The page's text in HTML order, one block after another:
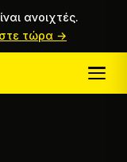
ανοιχτές.
τώρα →